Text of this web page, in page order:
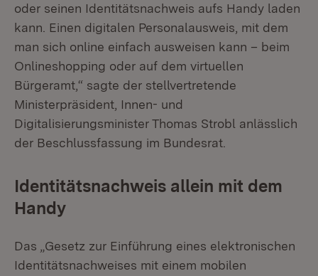
oder seinen Identitätsnachweis aufs Handy laden
kann. Einen digitalen Personalausweis, mit dem
man sich online einfach ausweisen kann – beim
Onlineshopping oder auf dem virtuellen
Bürgeramt,“ sagte der stellvertretende
Ministerpräsident, Innen- und
Digitalisierungsminister Thomas Strobl anlässlich
der Beschlussfassung im Bundesrat.
Identitätsnachweis allein mit dem
Handy
Das „Gesetz zur Einführung eines elektronischen
Identitätsnachweises mit einem mobilen